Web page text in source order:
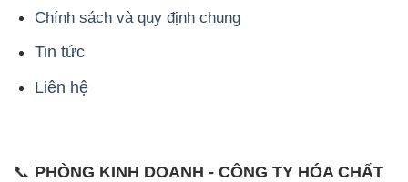
Chính sách và quy định chung
Tin tức
Liên hệ
📞 PHÒNG KINH DOANH - CÔNG TY HÓA CHẤT